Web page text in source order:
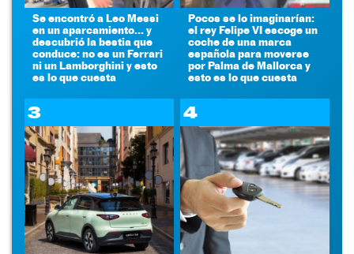
Se encontró a Leo Messi
en un aparcamiento... y
descubrió la bestia que
conduce: no es un Ferrari
ni un Lamborghini y esto
es lo que cuesta
Pocos se lo imaginarían:
el rey Felipe VI escoge un
coche de una marca
española para moverse
por Palma de Mallorca y
esto es lo que cuesta
3 4